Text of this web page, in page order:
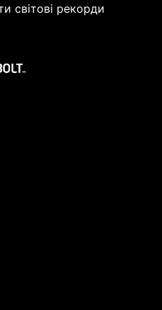
світові рекорди